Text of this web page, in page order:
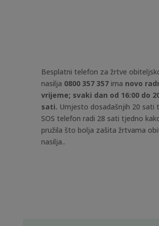
Besplatni telefon za žrtve
nasilja 0800 357 357ima novo
vrijeme; svaki dan od 16:00 do
sati. Umjesto dosadašnjih 20 sati
SOS telefon radi 28 sati tjedno
pružila što bolja zašita žrtvama
nasilja..